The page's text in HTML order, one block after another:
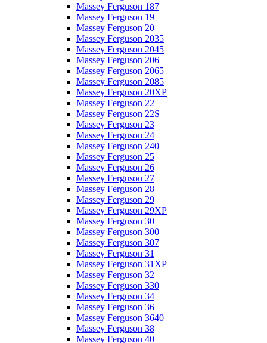
Massey Ferguson 187
Massey Ferguson 19
Massey Ferguson 20
Massey Ferguson 2035
Massey Ferguson 2045
Massey Ferguson 206
Massey Ferguson 2065
Massey Ferguson 2085
Massey Ferguson 20XP
Massey Ferguson 22
Massey Ferguson 22S
Massey Ferguson 23
Massey Ferguson 24
Massey Ferguson 240
Massey Ferguson 25
Massey Ferguson 26
Massey Ferguson 27
Massey Ferguson 28
Massey Ferguson 29
Massey Ferguson 29XP
Massey Ferguson 30
Massey Ferguson 300
Massey Ferguson 307
Massey Ferguson 31
Massey Ferguson 31XP
Massey Ferguson 32
Massey Ferguson 330
Massey Ferguson 34
Massey Ferguson 36
Massey Ferguson 3640
Massey Ferguson 38
Massey Ferguson 40